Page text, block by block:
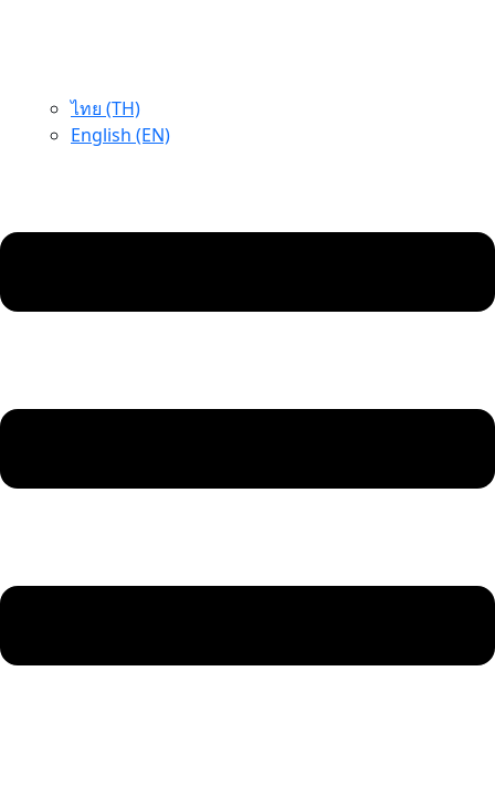
ไทย (TH)
English (EN)